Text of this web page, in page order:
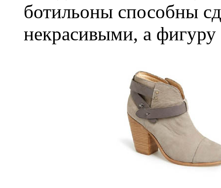
ботильоны способны
некрасивыми, a фигуру